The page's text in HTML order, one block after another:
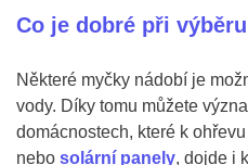
Co je dobré při
Některé myčky nádobí je
vody. Díky tomu můžete
domácnostech, které k
nebo solární panely, dojde i